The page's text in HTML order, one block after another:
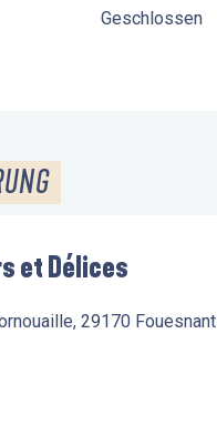
Geschlossen
et Délices
29170 Fouesnant